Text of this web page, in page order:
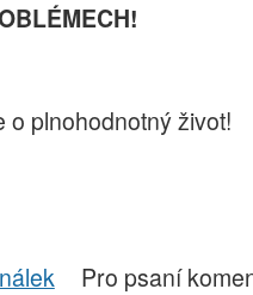
o plnohodnotný život!
Pro psaní